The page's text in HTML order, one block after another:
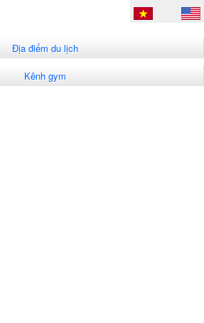
Địa điểm du lịch
Kênh gym